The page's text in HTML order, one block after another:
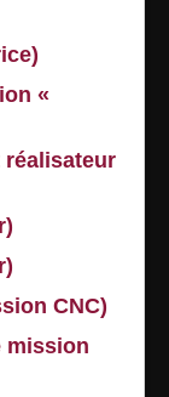
«
réalisateur
CNC)
mission